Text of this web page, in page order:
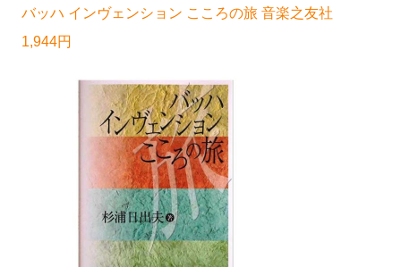
バッハ インヴェンション こころの旅 音楽之友社
1,944円